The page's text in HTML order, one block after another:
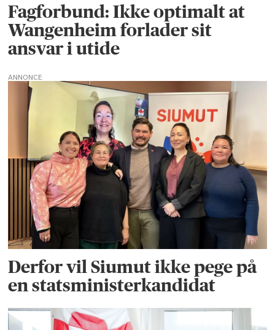
Fagforbund: Ikke optimalt at
Wangenheim forlader sit
ansvar i utide
ANNONCE
Derfor vil Siumut ikke pege på
en statsministerkandidat